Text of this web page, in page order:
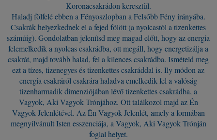
Koronacsakrádon keresztül.
Haladj fölfelé ebben a Fényoszlopban a Felsőbb Fény irányába.
Csakrák helyezkednek el a fejed fölött (a nyolcastól a tizenkettes
számúig). Gondolatban jelenítsd meg magad előtt, hogy az energia
felemelkedik a nyolcas csakrádba, ott megáll, hogy energetizálja a
csakrát, majd tovább halad, fel a kilences csakrádba. Ismételd meg
ezt a tízes, tizenegyes és tizenkettes csakráddal is. Ily módon az
energia csakráról csakrára haladva emelkedik fel a valóság
tizenharmadik dimenziójában lévő tizenkettes csakrádba, a
Vagyok, Aki Vagyok Trónjához. Ott találkozol majd az Én
Vagyok Jelenlétével. Az Én Vagyok Jelenlét, amely a formában
megnyilvánult Isten esszenciája, a Vagyok, Aki Vagyok Trónján
foglal helyet.